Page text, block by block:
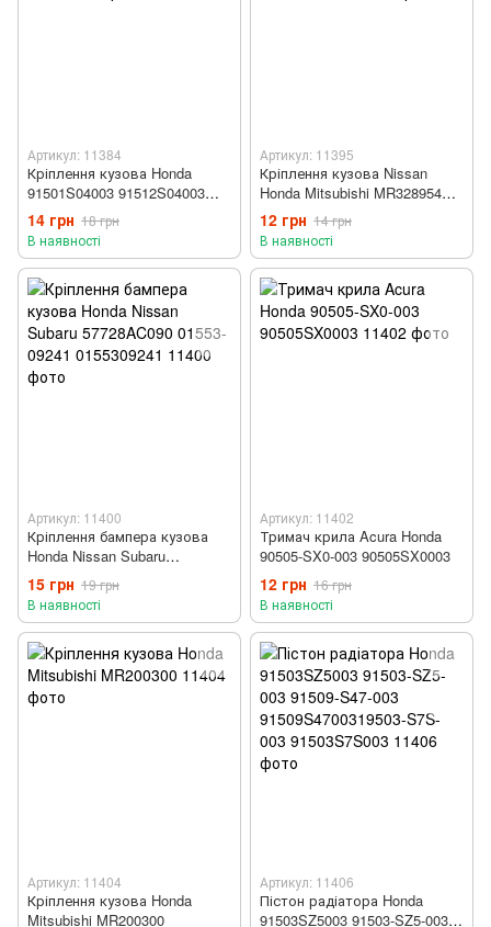
Артикул: 11384
Кріплення кузова Honda
91501S04003 91512S04003
90157SP0901 91501-S04-003
14 грн 18 грн
В наявності
Артикул: 11395
Кріплення кузова Nissan
Honda Mitsubishi MR328954
91545SE000 01553-09321
0155309321
12 грн 14 грн
В наявності
Артикул: 11400
Кріплення бампера кузова
Honda Nissan Subaru
57728AC090 01553-09241
0155309241
15 грн 19 грн
В наявності
Артикул: 11402
Тримач крила Acura Honda
90505-SX0-003 90505SX0003
12 грн 16 грн
В наявності
Артикул: 11404
Кріплення кузова Honda
Mitsubishi MR200300
Артикул: 11406
Пістон радіатора Honda
91503SZ5003 91503-SZ5-003